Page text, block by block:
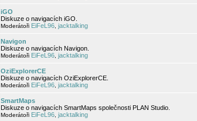
iGO
Diskuze o navigacích iGO.
Moderátoři EiFeL96 jacktalking
Navigon
Diskuze o navigacích Navigon.
Moderátoři EiFeL96 jacktalking
OziExplorerCE
Diskuze o navigacích OziExplorerCE.
Moderátoři EiFeL96 jacktalking
SmartMaps
Diskuze o navigacích SmartMaps společnosti PLAN Studio.
Moderátoři EiFeL96 jacktalking